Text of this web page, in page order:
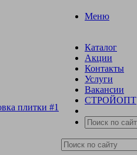
Меню
Каталог
Акции
Контакты
Услуги
Вакансии
СТРОЙОПТ